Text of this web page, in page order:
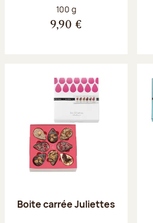
Poids net :
100 g
9,90 €
Boite carrée Juliettes